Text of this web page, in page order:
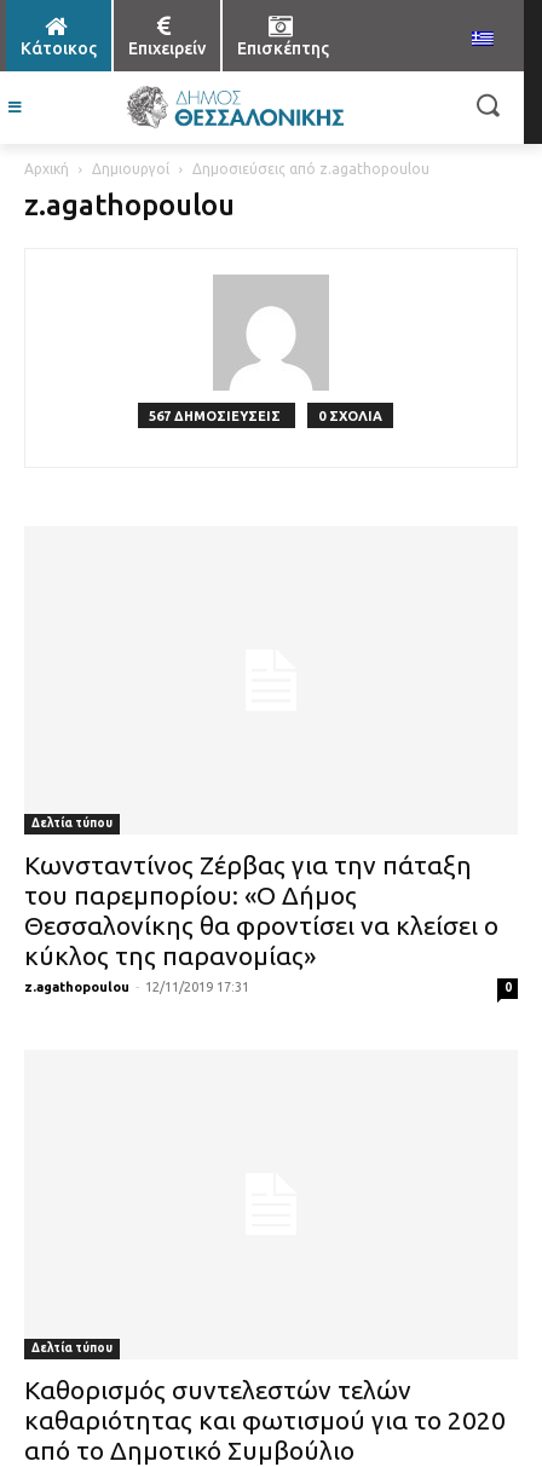
Κάτοικος Επιχειρείν Επισκέπτης
Αρχική Δημιουργοί Δημοσιεύσεις από z.agathopoulou
z.agathopoulou
567 ΔΗΜΟΣΙΕΥΣΕΙΣ 0 ΣΧΟΛΙΑ
Δελτία τύπου
Κωνσταντίνος Ζέρβας για την πάταξη
του παρεμπορίου: «Ο Δήμος
Θεσσαλονίκης θα φροντίσει να κλείσει ο
κύκλος της παρανομίας»
z.agathopoulou - 12/11/2019 17:31 0
Δελτία τύπου
Καθορισμός συντελεστών τελών
καθαριότητας και φωτισμού για το 2020
από το Δημοτικό Συμβούλιο